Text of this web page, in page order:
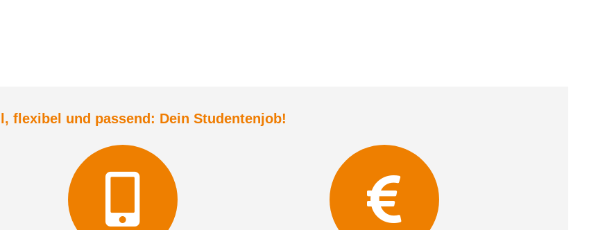
flexibel und passend: Dein Studentenjob!